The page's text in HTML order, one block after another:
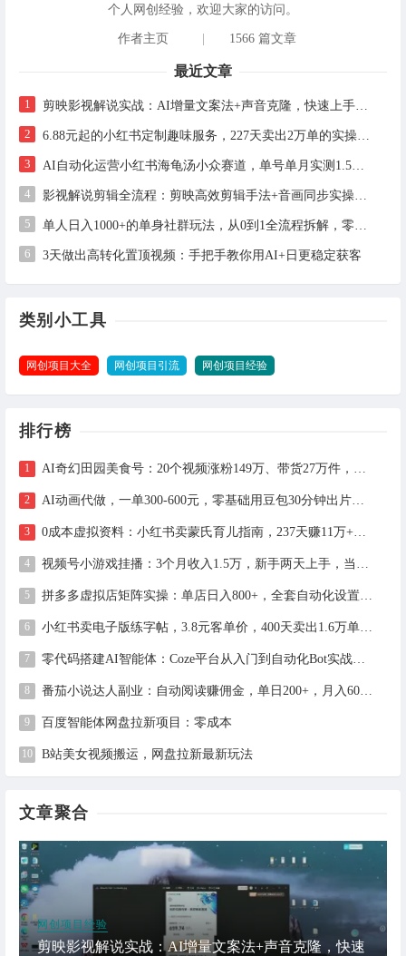
个人网创经验，欢迎大家的访问。
作者主页 1566 篇文章
最近文章
1 剪映影视解说实战：AI增量文案法+声音克隆，快速上手精选级解说
2 6.88元起的小红书定制趣味服务，227天卖出2万单的实操拆解
3 AI自动化运营小红书海龟汤小众赛道，单号单月实测1.5w+，多账号矩阵操作全解析
4 影视解说剪辑全流程：剪映高效剪辑手法+音画同步实操指南
5 单人日入1000+的单身社群玩法，从0到1全流程拆解，零基础也能照做
6 3天做出高转化置顶视频：手把手教你用AI+日更稳定获客
类别小工具
网创项目大全 网创项目引流 网创项目经验
排行榜
AI奇幻田园美食号：20个视频涨粉149万、带货27万件，手把手拆解教程（含工具）
AI动画代做，一单300-600元，零基础用豆包30分钟出片，长期接单渠道公开
0成本虚拟资料：小红书卖蒙氏育儿指南，237天赚11万+（附全流程操作）
视频号小游戏挂播：3个月收入1.5万，新手两天上手，当天见收益
拼多多虚拟店矩阵实操：单店日入800+，全套自动化设置教学
小红书卖电子版练字帖，3.8元客单价，400天卖出1.6万单的全流程拆解
零代码搭建AI智能体：Coze平台从入门到自动化Bot实战全攻略
番茄小说达人副业：自动阅读赚佣金，单日200+，月入6000-15000
百度智能体网盘拉新项目：零成本
B站美女视频搬运，网盘拉新最新玩法
文章聚合
网创项目经验
剪映影视解说实战：AI增量文案法+声音克隆，快速